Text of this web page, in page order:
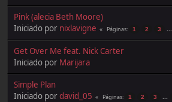
Pink (alecia Beth Moore)
Iniciado por nixlavigne Páginas 1 2 3 ...
Get Over Me feat. Nick Carter
Iniciado por Marijara
Simple Plan
Iniciado pordavid_05 Páginas 1 2 3 ...